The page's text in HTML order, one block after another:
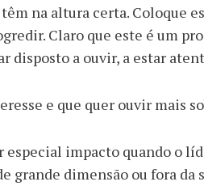
na altura certa. Coloque
Claro que este é um
disposto a ouvir, a estar
e que quer ouvir mais
especial impacto quando o
grande dimensão ou fora da